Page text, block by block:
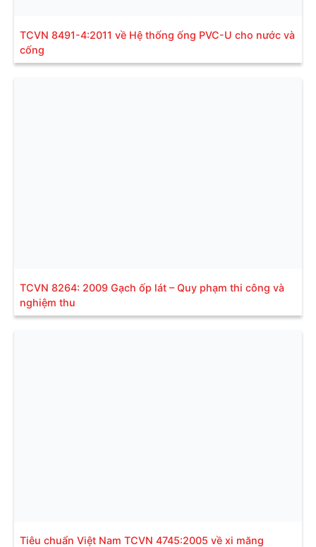
TCVN 8491-4:2011 về Hệ thống ống PVC-U cho nước và
cống
TCVN 8264: 2009 Gạch ốp lát – Quy phạm thi công và
nghiệm thu
Tiêu chuẩn Việt Nam TCVN 4745:2005 về xi măng